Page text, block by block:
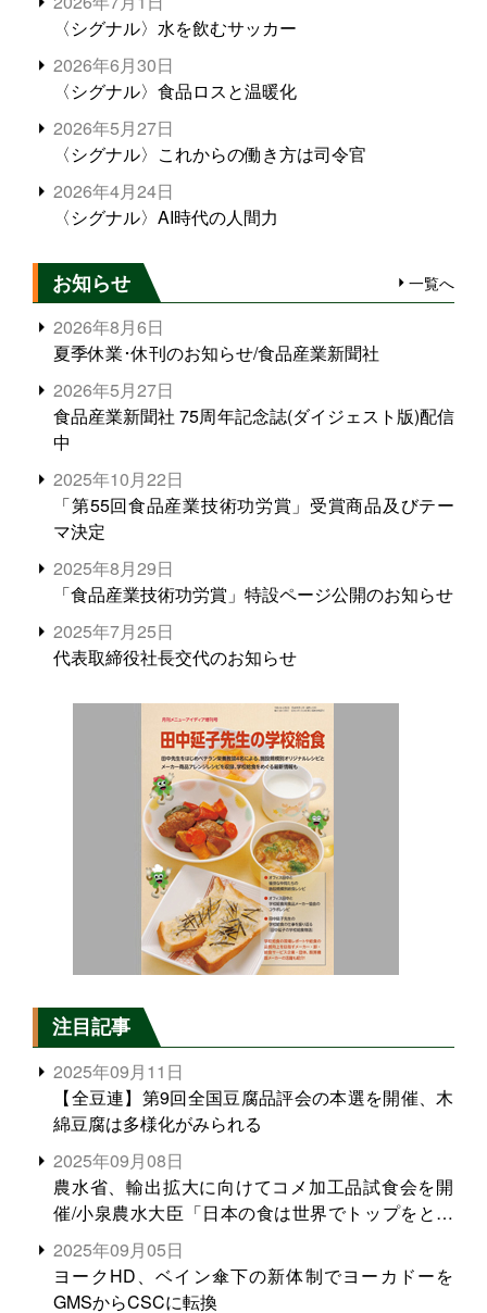
〈シグナル〉水を飲むサッカー
2026年6月30日
〈シグナル〉食品ロスと温暖化
2026年5月27日
〈シグナル〉これからの働き方は司令官
2026年4月24日
〈シグナル〉AI時代の人間力
お知らせ 一覧へ
2026年8月6日
夏季休業･休刊のお知らせ/食品産業新聞社
2026年5月27日
食品産業新聞社 75周年記念誌(ダイジェスト版)配信
中
2025年10月22日
「第55回食品産業技術功労賞」受賞商品及びテー
マ決定
2025年8月29日
「食品産業技術功労賞」特設ページ公開のお知らせ
2025年7月25日
代表取締役社長交代のお知らせ
注目記事
2025年09月11日
【全豆連】第9回全国豆腐品評会の本選を開催、木
綿豆腐は多様化がみられる
2025年09月08日
農水省、輸出拡大に向けてコメ加工品試食会を開
催/小泉農水大臣「日本の食は世界でトップをとれ
る。米増産に向けて、米輸出需要の拡大を」
2025年09月05日
ヨークHD、ベイン傘下の新体制でヨーカドーを
GMSからCSCに転換